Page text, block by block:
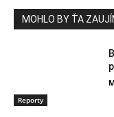
MOHLO BY ŤA
Reporty